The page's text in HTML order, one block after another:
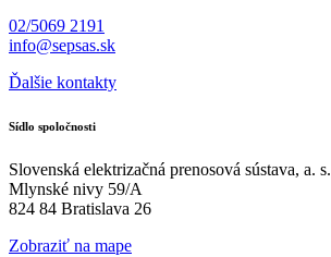
02/5069 2191
info@sepsas.sk
Ďalšie kontakty
Sídlo spoločnosti
Slovenská elektrizačná prenosová sústava, a. s.
Mlynské nivy 59/A
824 84 Bratislava 26
Zobraziť na mape